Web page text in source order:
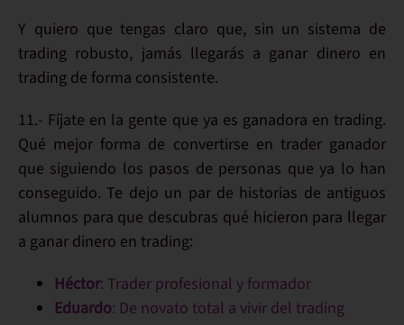
Y quiero que tengas claro que, sin un sistema de
trading robusto, jamás llegarás a ganar dinero en
trading de forma consistente.
11.- Fíjate en la gente que ya es ganadora en trading.
Qué mejor forma de convertirse en trader ganador
que siguiendo los pasos de personas que ya lo han
conseguido. Te dejo un par de historias de antiguos
alumnos para que descubras qué hicieron para llegar
a ganar dinero en trading:
Héctor: Trader profesional y formador
Eduardo: De novato total a vivir del trading